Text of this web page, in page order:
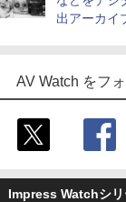
出アーカイ
AV Watch をフ
Impress Watchシ